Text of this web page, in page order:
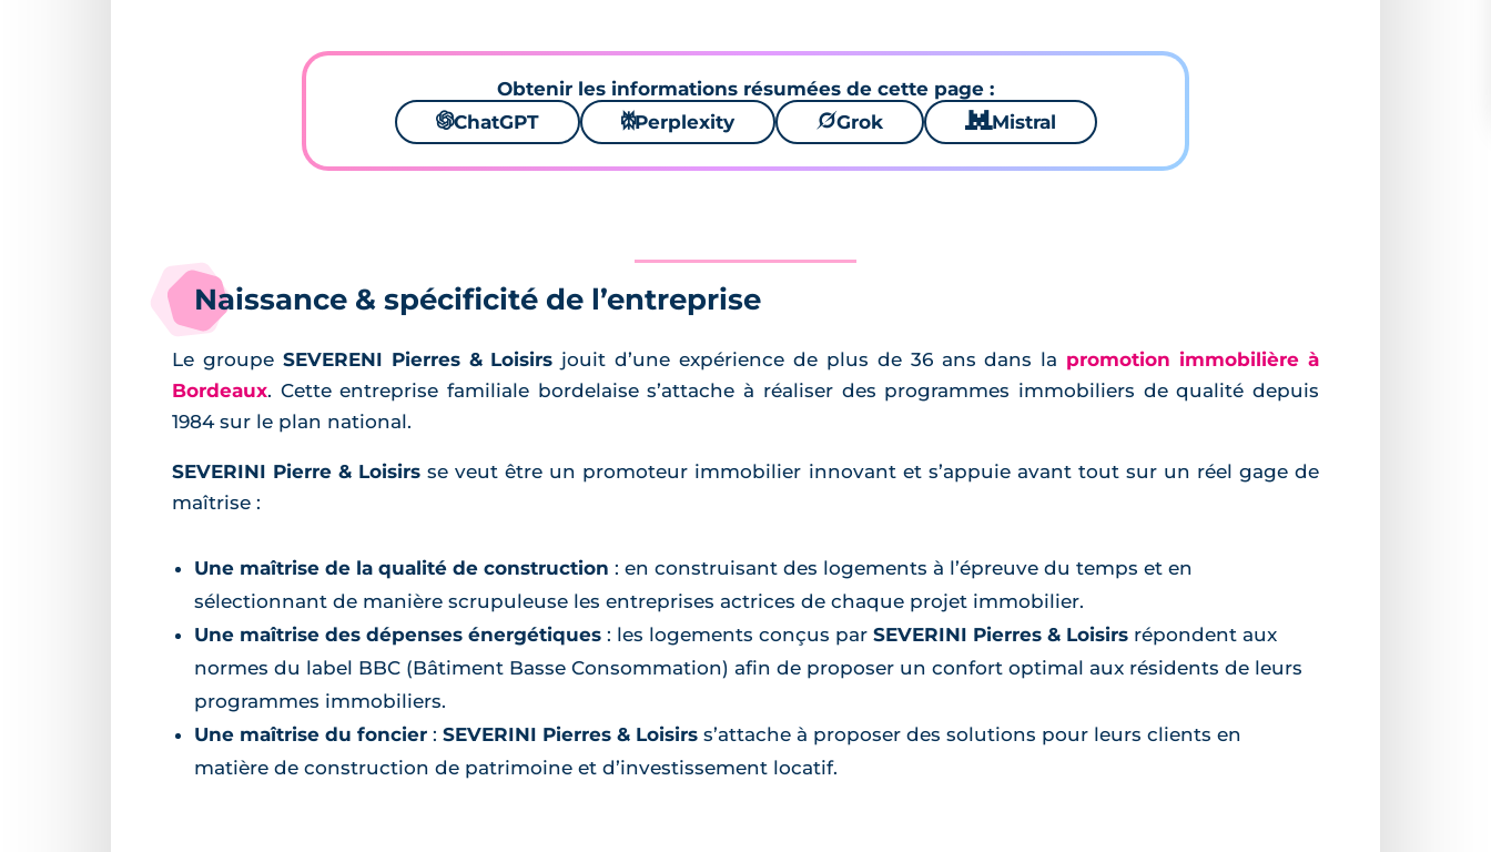
Obtenir les informations résumées de cette page :
🌌ChatGPT ⚙Perplexity 🪐Grok 🐱 Mistral
Naissance & spécificité de l’entreprise
Le groupe SEVERENI Pierres & Loisirs jouit d’une expérience de plus de 36 ans dans la promotion immobilière à
Bordeaux. Cette entreprise familiale bordelaise s’attache à réaliser des programmes immobiliers de qualité depuis
1984 sur le plan national.
SEVERINI Pierre & Loisirs se veut être un promoteur immobilier innovant et s’appuie avant tout sur un réel gage de
maîtrise :
Une maîtrise de la qualité de construction : en construisant des logements à l’épreuve du temps et en
sélectionnant de manière scrupuleuse les entreprises actrices de chaque projet immobilier.
Une maîtrise des dépenses énergétiques : les logements conçus par SEVERINI Pierres & Loisirs répondent aux
normes du label BBC (Bâtiment Basse Consommation) afin de proposer un confort optimal aux résidents de leurs
programmes immobiliers.
Une maîtrise du foncier : SEVERINI Pierres & Loisirs s’attache à proposer des solutions pour leurs clients en
matière de construction de patrimoine et d’investissement locatif.